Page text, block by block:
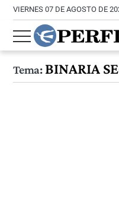
VIERNES 07 DE AGOSTO DE
Tema:BINARIA